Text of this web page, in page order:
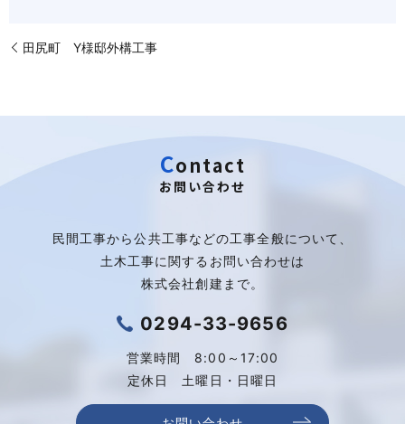
田尻町 Y様邸外構工事
Contact
お問い合わせ
民間工事から公共工事などの工事全般について、
土木工事に関するお問い合わせは
株式会社創建まで。
0294-33-9656
営業時間 8:00～17:00
定休日 土曜日・日曜日